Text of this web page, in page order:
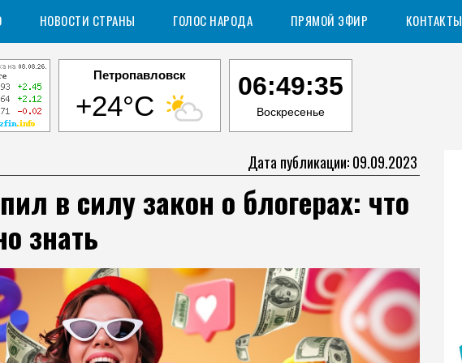
НОВОСТИ СТРАНЫ ГОЛОС НАРОДА ПРЯМОЙ ЭФИР КОНТАКТЫ
Петропавловск
+24°C
06:49:36
Воскресенье
Дата публикации: 09.09.2023
в силу закон о блогерах: что
знать